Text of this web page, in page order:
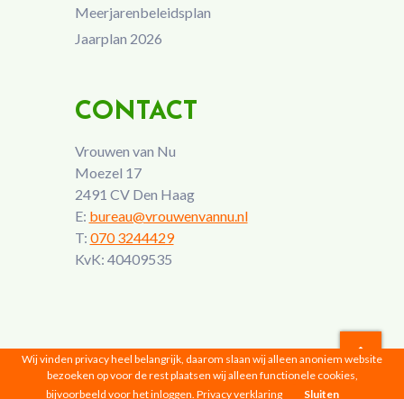
Meerjarenbeleidsplan
Jaarplan 2026
CONTACT
Vrouwen van Nu
Moezel 17
2491 CV Den Haag
E: bureau@vrouwenvannu.nl
T: 070 3244429
KvK: 40409535
Vrouwen van Nu © 2026 |Privacyverklaring
Wij vinden privacy heel belangrijk, daarom slaan wij alleen anoniem website
bezoeken op voor de rest plaatsen wij alleen functionele cookies,
bijvoorbeeld voor het inloggen. Privacy verklaring Sluiten